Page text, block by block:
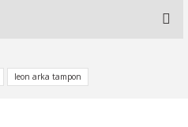
açıklamalarında ve diğer
öneri formunu
leon arka tampon